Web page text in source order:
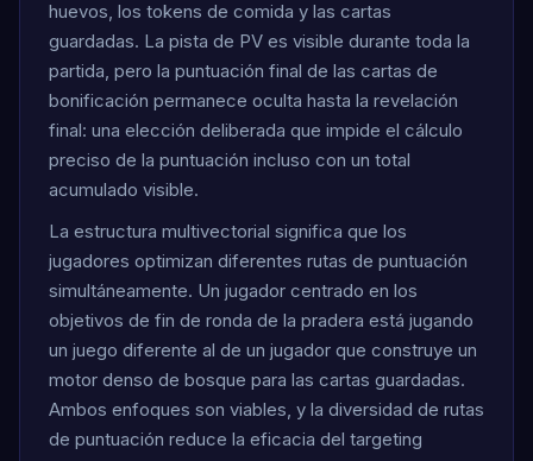
huevos, los tokens de comida y las cartas
guardadas. La pista de PV es visible durante toda la
partida, pero la puntuación final de las cartas de
bonificación permanece oculta hasta la revelación
final: una elección deliberada que impide el cálculo
preciso de la puntuación incluso con un total
acumulado visible.
La estructura multivectorial significa que los
jugadores optimizan diferentes rutas de puntuación
simultáneamente. Un jugador centrado en los
objetivos de fin de ronda de la pradera está jugando
un juego diferente al de un jugador que construye un
motor denso de bosque para las cartas guardadas.
Ambos enfoques son viables, y la diversidad de rutas
de puntuación reduce la eficacia del targeting